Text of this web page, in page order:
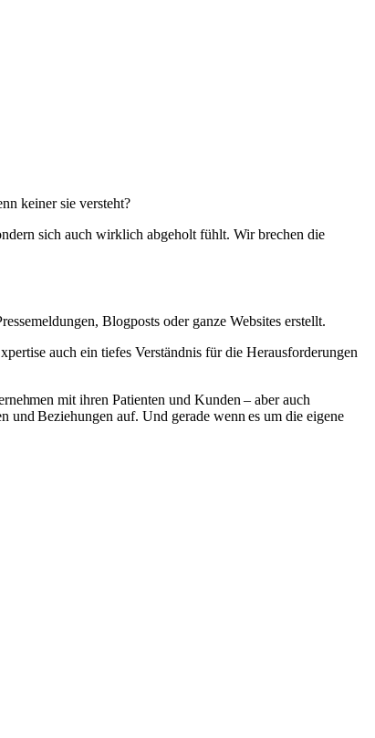
keiner sie versteht?
sich auch wirklich abgeholt fühlt. Wir brechen die
Blogposts oder ganze Websites erstellt.
auch ein tiefes Verständnis für die Herausforderungen
mit ihren Patienten und Kunden – aber auch
und Beziehungen auf. Und gerade wenn es um die eigene